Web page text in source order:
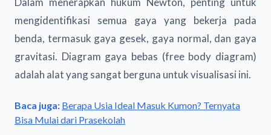
mengidentifikasi semua gaya yang bekerja pada
benda, termasuk gaya gesek, gaya normal, dan gaya
gravitasi. Diagram gaya bebas (free body diagram)
adalah alat yang sangat berguna untuk visualisasi ini.
Baca juga: Berapa Usia Ideal Masuk Kumon? Ternyata
Bisa Mulai dari Prasekolah